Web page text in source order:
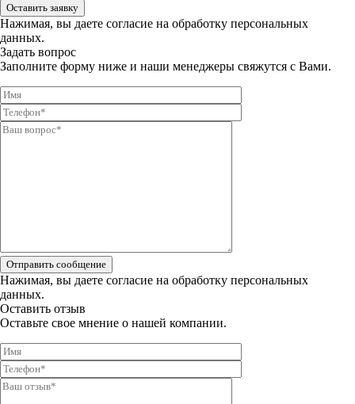
Оставить заявку
Нажимая, вы даете согласие на обработку персональных
данных.
Задать вопрос
Заполните форму ниже и наши менеджеры свяжутся с Вами.
Отправить сообщение
Нажимая, вы даете согласие на обработку персональных
данных.
Оставить отзыв
Оставьте свое мнение о нашей компании.